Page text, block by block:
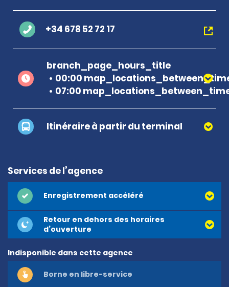
+34 678 52 72 17
branch_page_hours_title
00:00
07:00
Itinéraire à partir du terminal
Services de l’agence
Enregistrement accéléré
Retour en dehors des horaires
d’ouverture
Indisponible dans cette agence
Borne en libre-service